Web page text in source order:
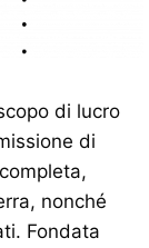
di lucro
di
nonché
Fondata